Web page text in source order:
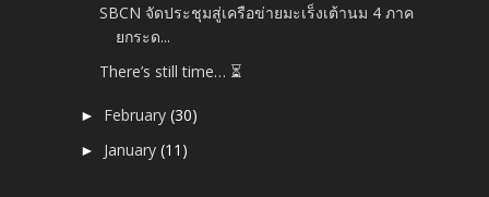
SBCN จัดประชุมสู่เครือข่ายมะเร็งเต้านม 4 ภาค
ยกระด...
There’s still time… ⏳
► February(30)
► January(11)